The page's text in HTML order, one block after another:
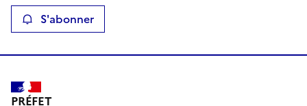
S'abonner
PRÉFET